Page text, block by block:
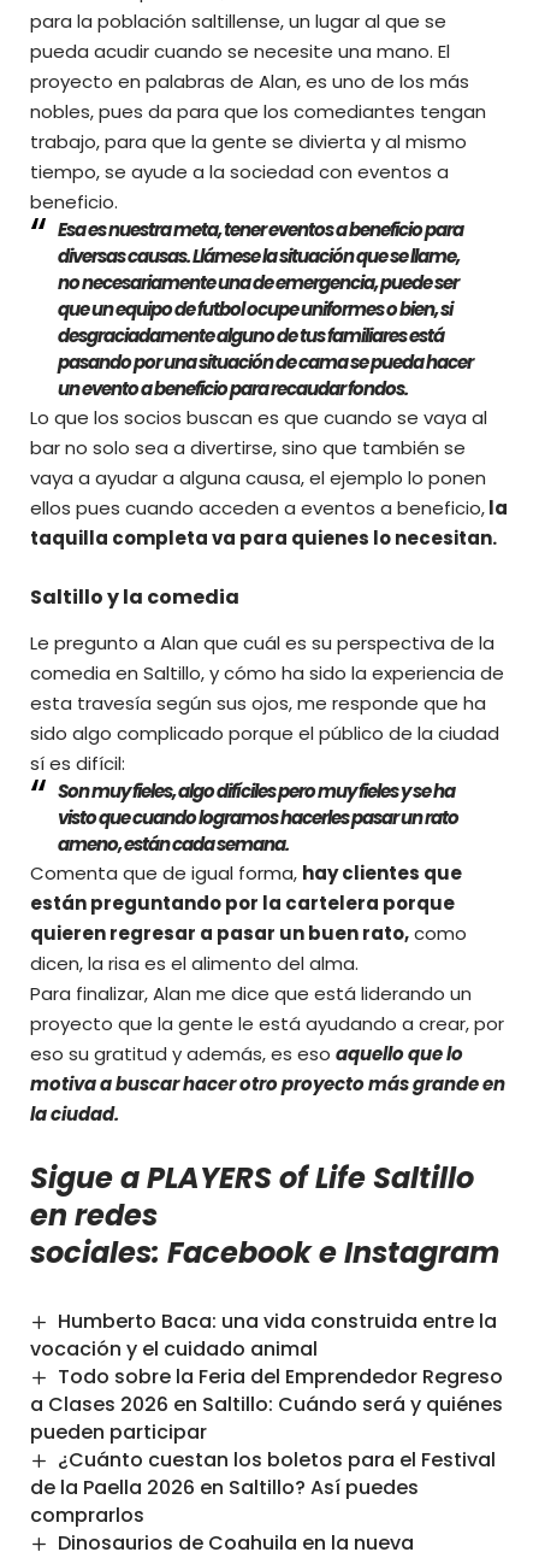
para la población saltillense, un lugar al que se
pueda acudir cuando se necesite una mano. El
proyecto en palabras de Alan, es uno de los más
nobles, pues da para que los comediantes tengan
trabajo, para que la gente se divierta y al mismo
tiempo, se ayude a la sociedad con eventos a
beneficio.
Esa es nuestra meta, tener eventos a beneficio para
diversas causas. Llámese la situación que se llame,
no necesariamente una de emergencia, puede ser
que un equipo de futbol ocupe uniformes o bien, si
desgraciadamente alguno de tus familiares está
pasando por una situación de cama se pueda hacer
un evento a beneficio para recaudar fondos.
Lo que los socios buscan es que cuando se vaya al
bar no solo sea a divertirse, sino que también se
vaya a ayudar a alguna causa, el ejemplo lo ponen
ellos pues cuando acceden a eventos a beneficio,la
taquilla completa va para quienes lo necesitan.
Saltillo y la comedia
Le pregunto a Alan que cuál es su perspectiva de la
comedia en Saltillo, y cómo ha sido la experiencia de
esta travesía según sus ojos, me responde que ha
sido algo complicado porque el público de la ciudad
sí es difícil:
Son muy fieles, algo difíciles pero muy fieles y se ha
visto que cuando logramos hacerles pasar un rato
ameno, están cada semana.
Comenta que de igual forma, hay clientes que
están preguntando por la cartelera porque
quieren regresar a pasar un buen rato,como
dicen, la risa es el alimento del alma.
Para finalizar, Alan me dice que está liderando un
proyecto que la gente le está ayudando a crear, por
eso su gratitud y además, es eso aquello que lo
motiva a buscar hacer otro proyecto más grande en
la ciudad.
Sigue a PLAYERS of Life Saltillo
en redes
sociales: FacebookeInstagram
Humberto Baca: una vida construida entre la
vocación y el cuidado animal
Todo sobre la Feria del Emprendedor Regreso
a Clases 2026 en Saltillo: Cuándo será y quiénes
pueden participar
¿Cuánto cuestan los boletos para el Festival
de la Paella 2026 en Saltillo? Así puedes
comprarlos
Dinosaurios de Coahuila en la nueva